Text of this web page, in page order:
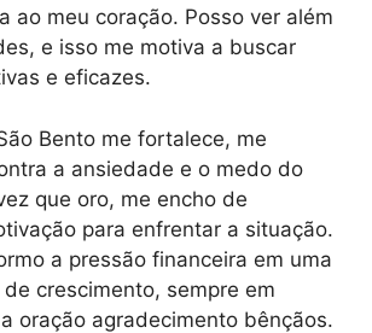
ao meu coração. Posso ver além
e isso me motiva a buscar
e eficazes.
Bento me fortalece, me
a ansiedade e o medo do
que oro, me encho de
para enfrentar a situação.
a pressão financeira em uma
crescimento, sempre em
oração agradecimento bênçãos.